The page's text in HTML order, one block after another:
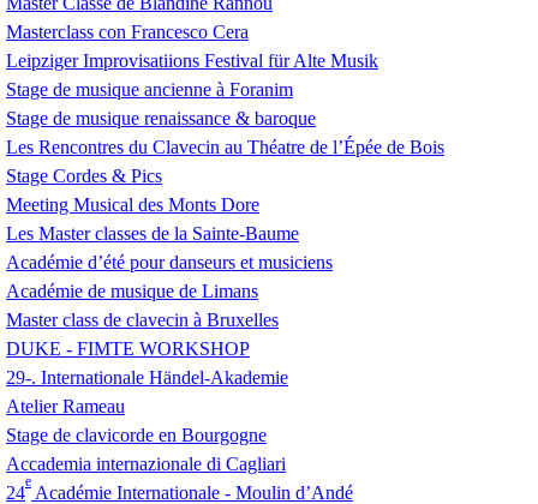
Masterclass con Francesco Cera
Leipziger Improvisatiions Festival für Alte Musik
Stage de musique ancienne à Foranim
Stage de musique renaissance & baroque
Les Rencontres du Clavecin au Théatre de l’Épée de Bois
Stage Cordes & Pics
Meeting Musical des Monts Dore
Les Master classes de la Sainte-Baume
Académie d’été pour danseurs et musiciens
Académie de musique de Limans
Master class de clavecin à Bruxelles
DUKE - FIMTE WORKSHOP
29-. Internationale Händel-Akademie
Atelier Rameau
Stage de clavicorde en Bourgogne
Accademia internazionale di Cagliari
24
e
Académie Internationale - Moulin d’Andé